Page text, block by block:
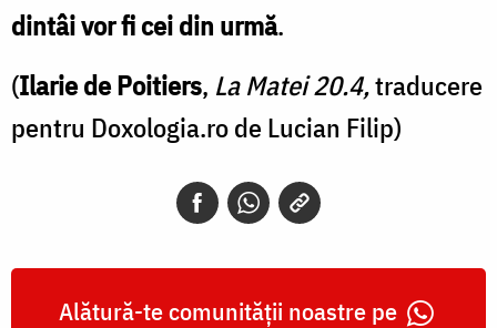
dintâi vor fi cei din urmă.
(Ilarie de Poitiers, La Matei 20.4,traducere
pentru Doxologia.ro de Lucian Filip)
Alătură-te comunității noastre pe